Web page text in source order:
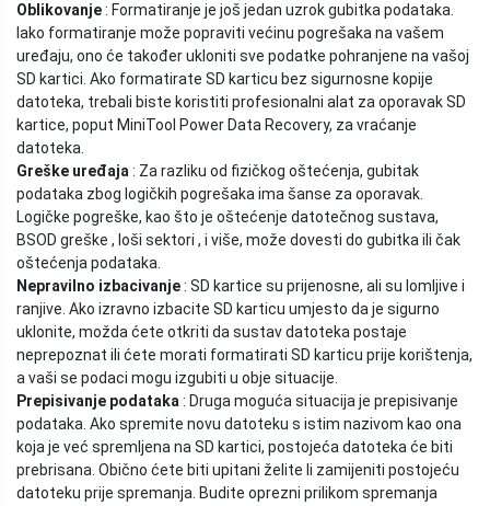
Oblikovanje: Formatiranje je još jedan uzrok gubitka podataka.
Iako formatiranje može popraviti većinu pogrešaka na vašem
uređaju, ono će također ukloniti sve podatke pohranjene na vašoj
SD kartici. Ako formatirate SD karticu bez sigurnosne kopije
datoteka, trebali biste koristiti profesionalni alat za oporavak SD
kartice, poput MiniTool Power Data Recovery, za vraćanje
datoteka.
Greške uređaja : Za razliku od fizičkog oštećenja, gubitak
podataka zbog logičkih pogrešaka ima šanse za oporavak.
Logičke pogreške, kao što je oštećenje datotečnog sustava,
BSOD greške , loši sektori , i više, može dovesti do gubitka ili čak
oštećenja podataka.
Nepravilno izbacivanje: SD kartice su prijenosne, ali su lomljive i
ranjive. Ako izravno izbacite SD karticu umjesto da je sigurno
uklonite, možda ćete otkriti da sustav datoteka postaje
neprepoznat ili ćete morati formatirati SD karticu prije korištenja,
a vaši se podaci mogu izgubiti u obje situacije.
Prepisivanje podataka : Druga moguća situacija je prepisivanje
podataka. Ako spremite novu datoteku s istim nazivom kao ona
koja je već spremljena na SD kartici, postojeća datoteka će biti
prebrisana. Obično ćete biti upitani želite li zamijeniti postojeću
datoteku prije spremanja. Budite oprezni prilikom spremanja